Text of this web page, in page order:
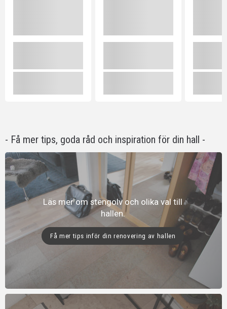
- Få mer tips, goda råd och inspiration för din hall -
Läs mer om stengolv och olika val till
hallen.
Få mer tips inför din renovering av hallen